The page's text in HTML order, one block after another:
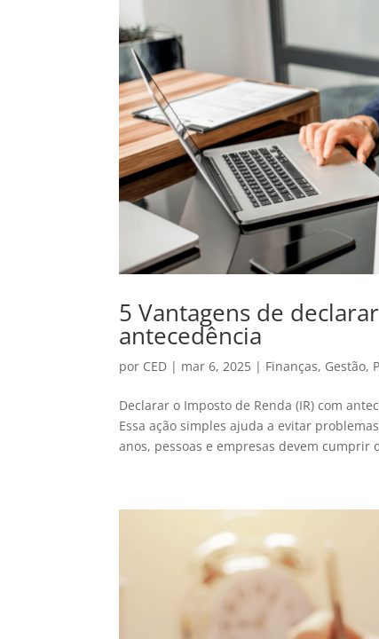
5 Vantagens de
antecedência
por CED | mar 6, 2025 | Finanças, Gestão,
Declarar o Imposto de Renda (IR) com
Essa ação simples ajuda a evitar
anos, pessoas e empresas devem cumprir